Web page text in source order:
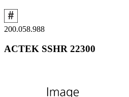
200.058.988
ACTEK SSHR 22300